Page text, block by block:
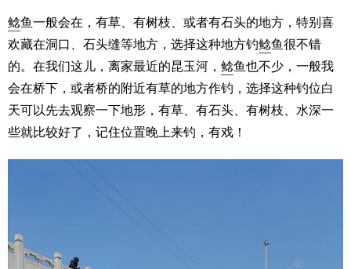
鲶鱼一般会在，有草、有树枝、或者有石头的地方，特别喜
欢藏在洞口、石头缝等地方，选择这种地方钓鲶鱼很不错
的。在我们这儿，离家最近的昆玉河， 鲶鱼也不少，一般我
会在桥下，或者桥的附近有草的地方作钓，选择这种钓位白
天可以先去观察一下地形，有草、有石头、有树枝、水深一
些就比较好了，记住位置晚上来钓，有戏！